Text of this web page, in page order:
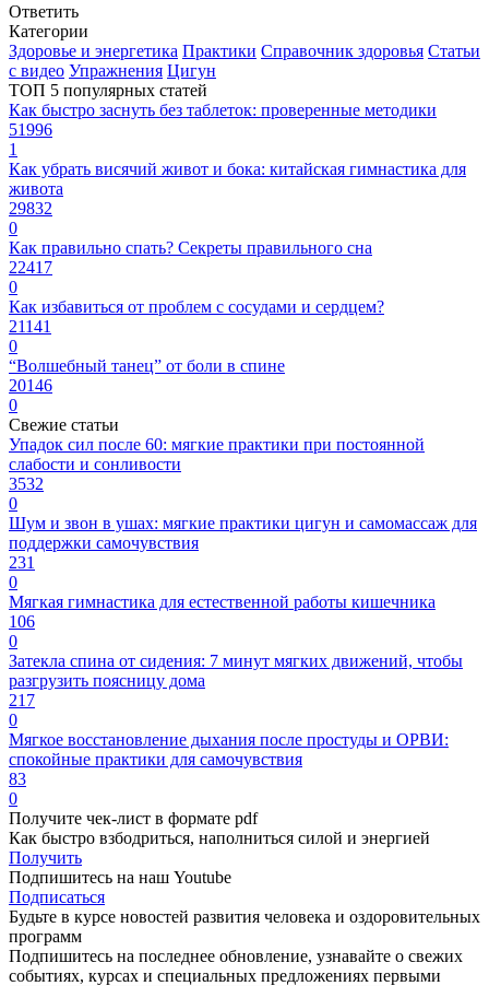
Ответить
Категории
Здоровье и энергетика Практики Справочник здоровья Статьи
с видео Упражнения Цигун
ТОП 5 популярных статей
Как быстро заснуть без таблеток: проверенные методики
51996
1
Как убрать висячий живот и бока: китайская гимнастика для
живота
29832
0
Как правильно спать? Секреты правильного сна
22417
0
Как избавиться от проблем с сосудами и сердцем?
21141
0
“Волшебный танец” от боли в спине
20146
0
Свежие статьи
Упадок сил после 60: мягкие практики при постоянной
слабости и сонливости
3532
0
Шум и звон в ушах: мягкие практики цигун и самомассаж для
поддержки самочувствия
231
0
Мягкая гимнастика для естественной работы кишечника
106
0
Затекла спина от сидения: 7 минут мягких движений, чтобы
разгрузить поясницу дома
217
0
Мягкое восстановление дыхания после простуды и ОРВИ:
спокойные практики для самочувствия
83
0
Получите чек-лист в формате pdf
Как быстро взбодриться, наполниться силой и энергией
Получить
Подпишитесь на наш Youtube
Подписаться
Будьте в курсе новостей развития человека и оздоровительных
программ
Подпишитесь на последнее обновление, узнавайте о свежих
событиях, курсах и специальных предложениях первыми